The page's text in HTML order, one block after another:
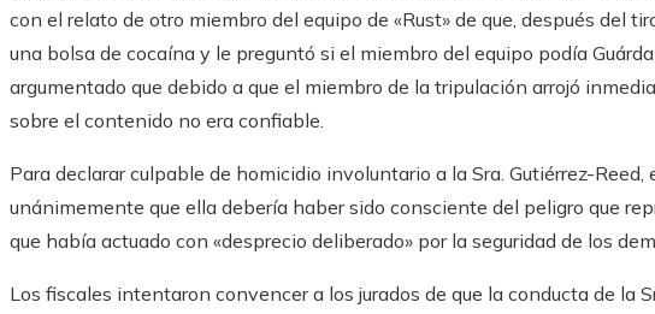
con el relato de otro miembro del equipo de «Rust» de que, después del
una bolsa de cocaína y le preguntó si el miembro del equipo podía
argumentado que debido a que el miembro de la tripulación arrojó
sobre el contenido no era confiable.
Para declarar culpable de homicidio involuntario a la Sra. Gutiérrez-Reed,
unánimemente que ella debería haber sido consciente del peligro que
que había actuado con «desprecio deliberado» por la seguridad de los
Los fiscales intentaron convencer a los jurados de que la conducta de la